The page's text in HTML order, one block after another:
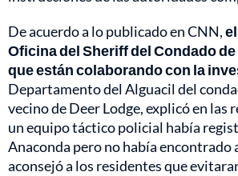
De acuerdo a lo publicado en CNN,
Oficina del Sheriff del Condado
que están colaborando con la
Departamento del Alguacil del
vecino de Deer Lodge, explicó en las
un equipo táctico policial había
Anaconda pero no había encontrado
aconsejó a los residentes que